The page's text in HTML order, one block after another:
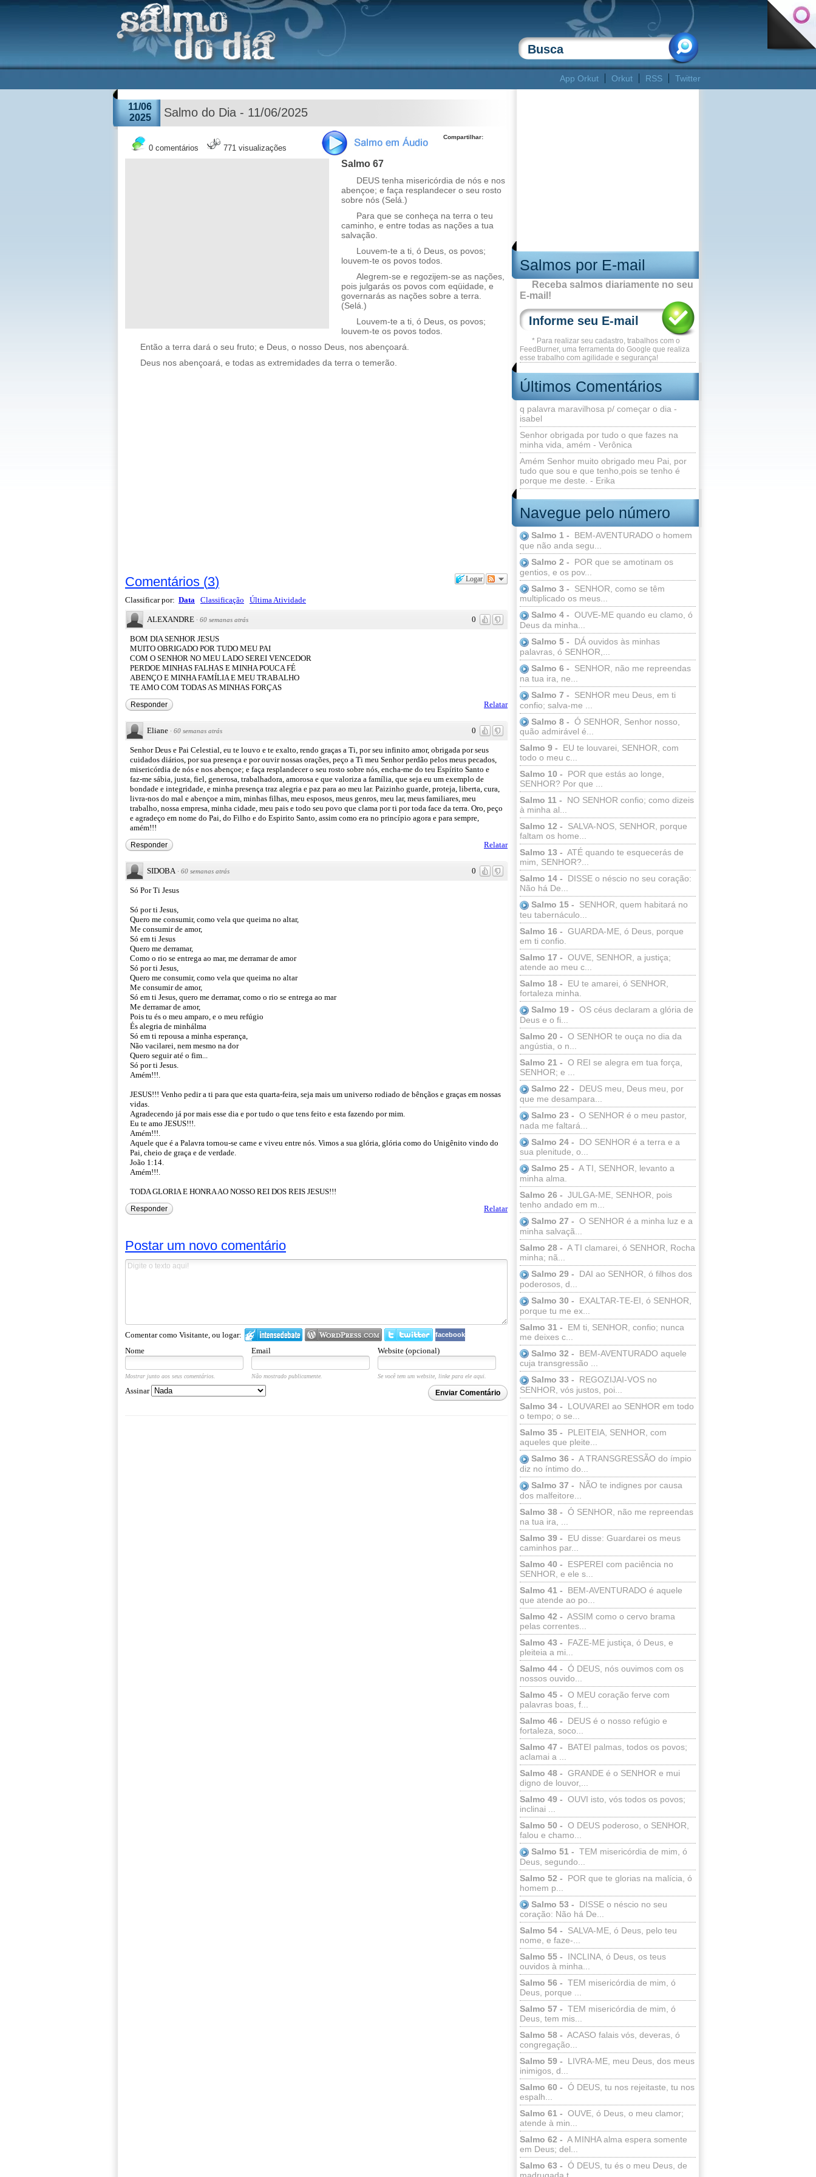
App Orkut Orkut RSS Twitter
Salmos por E-mail
Receba salmos diariamente no seu
E-mail!
* Para realizar seu cadastro, trabalhos com o
FeedBurner, uma ferramenta do Google que realiza
esse trabalho com agilidade e segurança!
Últimos Comentários
q palavra maravilhosa p/ começar o dia -
isabel
Senhor obrigada por tudo o que fazes na
minha vida, amém - Verônica
Amém Senhor muito obrigado meu Pai, por
tudo que sou e que tenho,pois se tenho é
porque me deste. - Erika
Navegue pelo número
Salmo 1 -
BEM-AVENTURADO o homem
que não anda segu...
Salmo 2 -
POR que se amotinam os
gentios, e os pov...
Salmo 3 -
SENHOR, como se têm
multiplicado os meus...
Salmo 4 - OUVE-ME quando eu clamo, ó
Deus da minha...
Salmo 5 -
DÁ ouvidos às minhas
palavras, ó SENHOR,...
Salmo 6 -
SENHOR, não me repreendas
na tua ira, ne...
Salmo 7 -
SENHOR meu Deus, em ti
confio; salva-me ...
Salmo 8 - Ó SENHOR, Senhor nosso,
quão admirável é...
Salmo 9 -
EU te louvarei, SENHOR, com
todo o meu c...
Salmo 10 -
POR que estás ao longe,
SENHOR? Por que ...
Salmo 11 -
NO SENHOR confio; como dizeis
à minha al...
Salmo 12 -
SALVA-NOS, SENHOR, porque
faltam os home...
Salmo 13 - ATÉ quando te esquecerás de
mim, SENHOR?...
Salmo 14 -
DISSE o néscio no seu coração:
Não há De...
Salmo 15 -
SENHOR, quem habitará no
teu tabernáculo...
Salmo 16 - GUARDA-ME, ó Deus, porque
em ti confio.
Salmo 17 - OUVE, SENHOR, a justiça;
atende ao meu c...
Salmo 18 -
EU te amarei, ó SENHOR,
fortaleza minha.
Salmo 19 - OS céus declaram a glória de
Deus e o fi...
Salmo 20 - O SENHOR te ouça no dia da
angústia, o n...
Salmo 21 - O REI se alegra em tua força,
SENHOR; e ...
Salmo 22 -
DEUS meu, Deus meu, por
que me desampara...
Salmo 23 - O SENHOR é o meu pastor,
nada me faltará...
Salmo 24 -
DO SENHOR é a terra e a
sua plenitude, o...
Salmo 25 - A TI, SENHOR, levanto a
minha alma.
Salmo 26 - JULGA-ME, SENHOR, pois
tenho andado em m...
Salmo 27 - O SENHOR é a minha luz e a
minha salvaçã...
Salmo 28 - A TI clamarei, ó SENHOR, Rocha
minha; nã...
Salmo 29 -
DAI ao SENHOR, ó filhos dos
poderosos, d...
Salmo 30 -
EXALTAR-TE-EI, ó SENHOR,
porque tu me ex...
Salmo 31 -
EM ti, SENHOR, confio; nunca
me deixes c...
Salmo 32 -
BEM-AVENTURADO aquele
cuja transgressão ...
Salmo 33 -
REGOZIJAI-VOS no
SENHOR, vós justos, poi...
Salmo 34 -
LOUVAREI ao SENHOR em todo
o tempo; o se...
Salmo 35 -
PLEITEIA, SENHOR, com
aqueles que pleite...
Salmo 36 - A TRANSGRESSÃO do ímpio
diz no íntimo do...
Salmo 37 -
NÃO te indignes por causa
dos malfeitore...
Salmo 38 - Ó SENHOR, não me repreendas
na tua ira, ...
Salmo 39 -
EU disse: Guardarei os meus
caminhos par...
Salmo 40 -
ESPEREI com paciência no
SENHOR, e ele s...
Salmo 41 -
BEM-AVENTURADO é aquele
que atende ao po...
Salmo 42 - ASSIM como o cervo brama
pelas correntes...
Salmo 43 -
FAZE-ME justiça, ó Deus, e
pleiteia a mi...
Salmo 44 - Ó DEUS, nós ouvimos com os
nossos ouvido...
Salmo 45 - O MEU coração ferve com
palavras boas, f...
Salmo 46 -
DEUS é o nosso refúgio e
fortaleza, soco...
Salmo 47 -
BATEI palmas, todos os povos;
aclamai a ...
Salmo 48 - GRANDE é o SENHOR e mui
digno de louvor,...
Salmo 49 - OUVI isto, vós todos os povos;
inclinai ...
Salmo 50 - O DEUS poderoso, o SENHOR,
falou e chamo...
Salmo 51 - TEM misericórdia de mim, ó
Deus, segundo...
Salmo 52 -
POR que te glorias na malícia, ó
homem p...
Salmo 53 -
DISSE o néscio no seu
coração: Não há De...
Salmo 54 -
SALVA-ME, ó Deus, pelo teu
nome, e faze-...
Salmo 55 -
INCLINA, ó Deus, os teus
ouvidos à minha...
Salmo 56 - TEM misericórdia de mim, ó
Deus, porque ...
Salmo 57 - TEM misericórdia de mim, ó
Deus, tem mis...
Salmo 58 - ACASO falais vós, deveras, ó
congregação...
Salmo 59 -
LIVRA-ME, meu Deus, dos meus
inimigos, d...
Salmo 60 - Ó DEUS, tu nos rejeitaste, tu nos
espalh...
Salmo 61 - OUVE, ó Deus, o meu clamor;
atende à min...
Salmo 62 - A MINHA alma espera somente
em Deus; del...
Salmo 63 - Ó DEUS, tu és o meu Deus, de
11/06
2025
Salmo do Dia - 11/06/2025
0 comentários 771 visualizações
Compartilhar:
Salmo 67
DEUS tenha misericórdia de nós e nos
abençoe; e faça resplandecer o seu rosto
sobre nós (Selá.)
Para que se conheça na terra o teu
caminho, e entre todas as nações a tua
salvação.
Louvem-te a ti, ó Deus, os povos;
louvem-te os povos todos.
Alegrem-se e regozijem-se as nações,
pois julgarás os povos com eqüidade, e
governarás as nações sobre a terra.
(Selá.)
Louvem-te a ti, ó Deus, os povos;
louvem-te os povos todos.
Então a terra dará o seu fruto; e Deus, o nosso Deus, nos abençoará.
Deus nos abençoará, e todas as extremidades da terra o temerão.
Logar
Comentários (3)
Classificar por: Data Classificação Última Atividade
0
ALEXANDRE · 60 semanas atrás
BOM DIA SENHOR JESUS
MUITO OBRIGADO POR TUDO MEU PAI
COM O SENHOR NO MEU LADO SEREI VENCEDOR
PERDOE MINHAS FALHAS E MINHA POUCA FÉ
ABENÇO E MINHA FAMÍLIA E MEU TRABALHO
TE AMO COM TODAS AS MINHAS FORÇAS
Relatar
Responder
0
Eliane · 60 semanas atrás
Senhor Deus e Pai Celestial, eu te louvo e te exalto, rendo graças a Ti, por seu infinito amor, obrigada por seus
cuidados diários, por sua presença e por ouvir nossas orações, peço a Ti meu Senhor perdão pelos meus pecados,
misericórdia de nós e nos abençoe; e faça resplandecer o seu rosto sobre nós, encha-me do teu Espírito Santo e
faz-me sábia, justa, fiel, generosa, trabalhadora, amorosa e que valoriza a família, que seja eu um exemplo de
bondade e integridade, e minha presença traz alegria e paz para ao meu lar. Paizinho guarde, proteja, liberta, cura,
livra-nos do mal e abençoe a mim, minhas filhas, meu esposos, meus genros, meu lar, meus familiares, meu
trabalho, nossa empresa, minha cidade, meu pais e todo seu povo que clama por ti por toda face da terra. Oro, peço
e agradeço em nome do Pai, do Filho e do Espirito Santo, assim como era no princípio agora e para sempre,
amém!!!
Relatar
Responder
0
SIDOBA · 60 semanas atrás
Só Por Ti Jesus
Só por ti Jesus,
Quero me consumir, como vela que queima no altar,
Me consumir de amor,
Só em ti Jesus
Quero me derramar,
Como o rio se entrega ao mar, me derramar de amor
Só por ti Jesus,
Quero me consumir, como vela que queima no altar
Me consumir de amor,
Só em ti Jesus, quero me derramar, como o rio se entrega ao mar
Me derramar de amor,
Pois tu és o meu amparo, e o meu refúgio
És alegria de minhálma
Só em ti repousa a minha esperança,
Não vacilarei, nem mesmo na dor
Quero seguir até o fim...
Só por ti Jesus.
Amém!!!.
JESUS!!! Venho pedir a ti para que esta quarta-feira, seja mais um universo rodiado de bênçãos e graças em nossas
vidas.
Agradecendo já por mais esse dia e por tudo o que tens feito e esta fazendo por mim.
Eu te amo JESUS!!!.
Amém!!!.
Aquele que é a Palavra tornou-se carne e viveu entre nós. Vimos a sua glória, glória como do Unigênito vindo do
Pai, cheio de graça e de verdade.
João 1:14.
Amém!!!.
TODA GLORIA E HONRA AO NOSSO REI DOS REIS JESUS!!!
Relatar
Responder
Postar um novo comentário
Comentar como Visitante, ou logar: facebook
Nome Email Website (opcional)
Mostrar junto aos seus comentários. Não mostrado publicamente. Se você tem um website, linke para ele aqui.
Enviar Comentário
Assinar